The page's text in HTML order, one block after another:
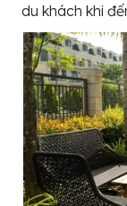
du khách khi